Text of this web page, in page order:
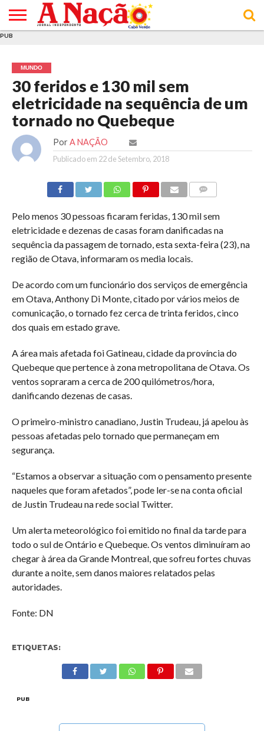
E DE
COOKIES
DE
UTILIZAÇÃO
PUB
MUNDO
30 feridos e 130 mil sem
eletricidade na sequência de um
tornado no Quebeque
Por A NAÇÃO
Publicado em 22 de Setembro, 2018
Pelo menos 30 pessoas ficaram feridas, 130 mil sem
eletricidade e dezenas de casas foram danificadas na
sequência da passagem de tornado, esta sexta-feira (23), na
região de Otava, informaram os media locais.
De acordo com um funcionário dos serviços de emergência
em Otava, Anthony Di Monte, citado por vários meios de
comunicação, o tornado fez cerca de trinta feridos, cinco
dos quais em estado grave.
A área mais afetada foi Gatineau, cidade da província do
Quebeque que pertence à zona metropolitana de Otava. Os
ventos sopraram a cerca de 200 quilómetros/hora,
danificando dezenas de casas.
O primeiro-ministro canadiano, Justin Trudeau, já apelou às
pessoas afetadas pelo tornado que permaneçam em
segurança.
“Estamos a observar a situação com o pensamento presente
naqueles que foram afetados”, pode ler-se na conta oficial
de Justin Trudeau na rede social Twitter.
Um alerta meteorológico foi emitido no final da tarde para
todo o sul de Ontário e Quebeque. Os ventos diminuíram ao
chegar à área da Grande Montreal, que sofreu fortes chuvas
durante a noite, sem danos maiores relatados pelas
autoridades.
Fonte: DN
ETIQUETAS:
PUB